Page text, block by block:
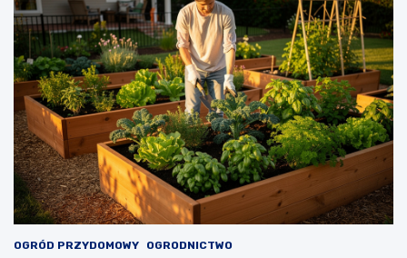
OGRÓD PRZYDOMOWY OGRODNICTWO